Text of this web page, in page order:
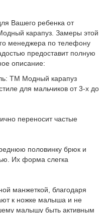
Вашего ребенка от
карапуз. Замеры этой
менеджера по телефону
предоставит полную
описание:
ТМ Модный карапуз
для мальчиков от 3-х до
переносит частые
половинку брюк и
Их форма слегка
манжеткой, благодаря
к ножке малыша и не
малышу быть активным